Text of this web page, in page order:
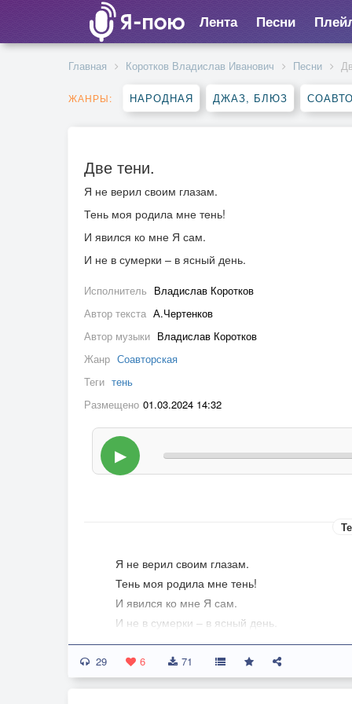
Лента Песни
Главная Коротков Владислав Иванович Песни
ЖАНРЫ: НАРОДНАЯ ДЖАЗ, БЛЮЗ
Две тени.
Я не верил своим глазам.
Тень моя родила мне тень!
И явился ко мне Я сам.
И не в сумерки – в ясный день.
Исполнитель Владислав Коротков
Автор текста А.Чертенков
Автор музыки Владислав Коротков
Жанр Соавторская
Теги тень
Размещено 01.03.2024 14:32
▶
Я не верил своим глазам.
Тень моя родила мне тень!
И явился ко мне Я сам.
И не в сумерки – в ясный день.
У меня в голове сквозняк!
У меня на душе тоска.
29 6 71